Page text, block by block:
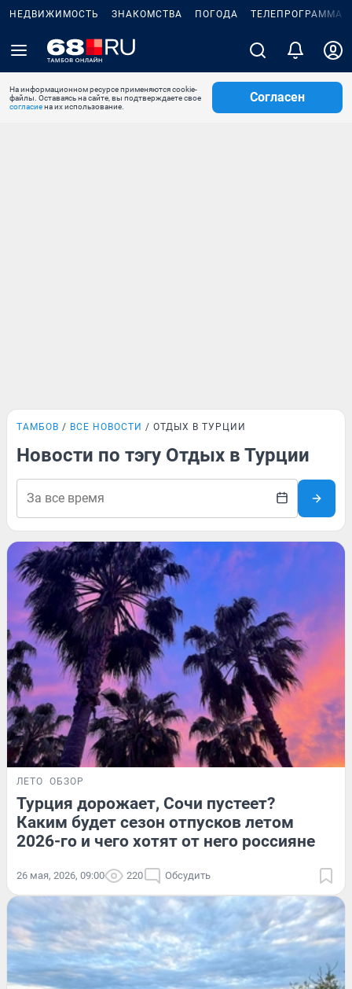
НЕДВИЖИМОСТЬ ЗНАКОМСТВА ПОГОДА ТЕЛЕПРОГРАММА
На информационном ресурсе применяются cookie-
файлы. Оставаясь на сайте, вы подтверждаете свое
согласиена их использование.
Согласен
ТАМБОВ ВСЕ НОВОСТИ ОТДЫХ В ТУРЦИИ
Новости по тэгу Отдых в Турции
ЛЕТО ОБЗОР
Турция дорожает, Сочи пустеет?
Каким будет сезон отпусков летом
2026-го и чего хотят от него россияне
26 мая, 2026, 09:00 220 Обсудить